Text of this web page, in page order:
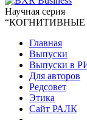
Научная серия
Главная
Выпуски
Выпуски в
Для авторов
Редсовет
Этика
Сайт РАЛК